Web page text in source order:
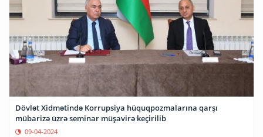
Dövlət Xidmətində Korrupsiya hüquqpozmalarına qarşı
mübarizə üzrə seminar müşavirə keçirilib
09-04-2024